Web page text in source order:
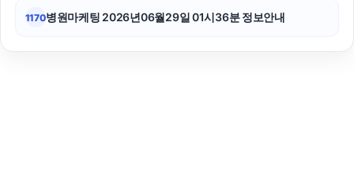
1170병원마케팅 2026년06월29일 01시36분 정보안내